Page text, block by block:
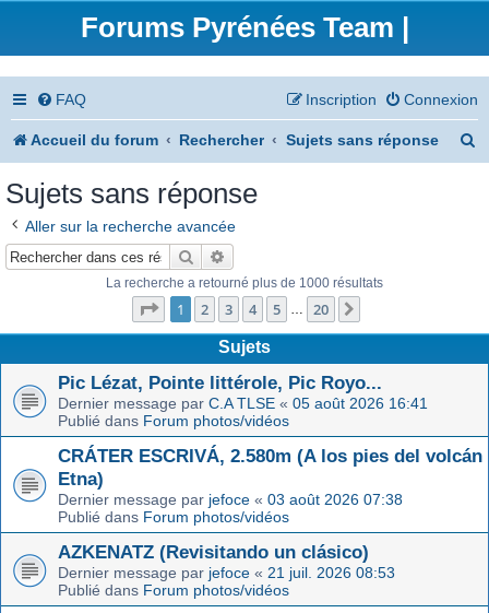
Forums Pyrénées Team |
FAQ Connexion
Inscription
Accueil du forum Rechercher Sujets sans réponse
Sujets sans réponse
Aller sur la recherche avancée
Rechercher
La recherche a retourné plus de 1000 résultats
Page 1sur20
1 2 3 4 5 … 20
Sujets
Pic Lézat, Pointe littérole, Pic Royo...
Dernier message par C.A TLSE « 05 août 2026 16:41
Publié dans Forum photos/vidéos
CRÁTER ESCRIVÁ, 2.580m (A los pies del volcán
Etna)
Dernier message par jefoce « 03 août 2026 07:38
Publié dans Forum photos/vidéos
AZKENATZ (Revisitando un clásico)
Dernier message par jefoce « 21 juil. 2026 08:53
Publié dans Forum photos/vidéos